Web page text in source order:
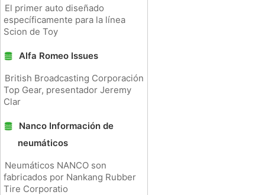
El primer auto diseñado
específicamente para la línea
Scion de Toy
Alfa Romeo Issues
British Broadcasting Corporación
Top Gear, presentador Jeremy
Clar
Nanco Información de
neumáticos
Neumáticos NANCO son
fabricados por Nankang Rubber
Tire Corporatio